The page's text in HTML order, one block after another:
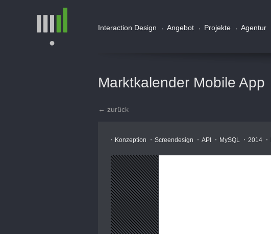
Interaction Design Angebot Projekte Agentur
Marktkalender Mobile App
← zurück
Konzeption Screendesign API MySQL 2014